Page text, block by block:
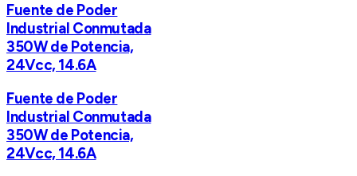
Fuente de Poder
Industrial Conmutada
350W de Potencia,
24Vcc, 14.6A
Fuente de Poder
Industrial Conmutada
350W de Potencia,
24Vcc, 14.6A